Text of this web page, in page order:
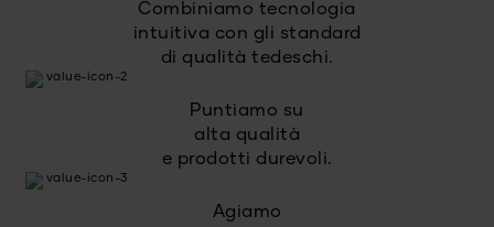
Combiniamo tecnologia
intuitiva con gli standard
di qualità tedeschi.
Puntiamo su
alta qualità
e prodotti durevoli.
Agiamo